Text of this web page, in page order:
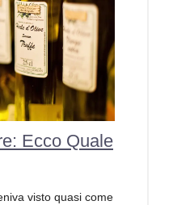
Ecco Quale
visto quasi come